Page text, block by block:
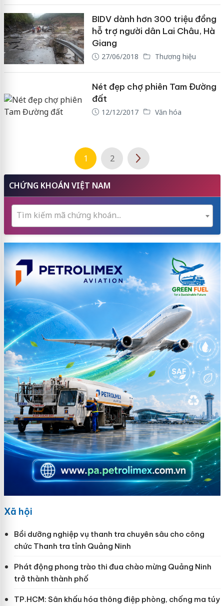
BIDV dành hơn 300 triệu đồng
hỗ trợ người dân Lai Châu, Hà
Giang
27/06/2018 Thương hiệu
Nét đẹp chợ phiên Tam Đường
đất
12/12/2017 Văn hóa
1 2
CHỨNG KHOÁN VIỆT NAM
Tìm kiếm mã chứng khoán...
Xã hội
Bồi dưỡng nghiệp vụ thanh tra chuyên sâu cho công
chức Thanh tra tỉnh Quảng Ninh
Phát động phong trào thi đua chào mừng Quảng Ninh
trở thành thành phố
TP.HCM: Sân khấu hóa thông điệp phòng, chống ma túy